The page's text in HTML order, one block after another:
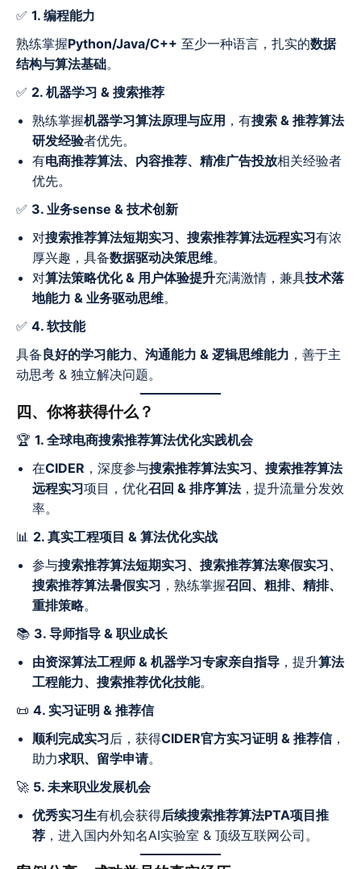
✅ 1. 编程能力
熟练掌握Python/Java/C++ 至少一种语言，扎实的数据
结构与算法基础。
✅ 2. 机器学习 & 搜索推荐
熟练掌握机器学习算法原理与应用 ，有搜索 & 推荐算法
研发经验者优先。
有电商推荐算法、内容推荐、精准广告投放相关经验者
优先。
✅ 3. 业务sense & 技术创新
对搜索推荐算法短期实习、搜索推荐算法远程实习有浓
厚兴趣，具备数据驱动决策思维。
对算法策略优化 & 用户体验提升充满激情，兼具技术落
地能力 & 业务驱动思维。
✅ 4. 软技能
具备良好的学习能力、沟通能力 & 逻辑思维能力 ，善于主
动思考 & 独立解决问题。
四、你将获得什么？
🏆 1. 全球电商搜索推荐算法优化实践机会
在CIDER ，深度参与搜索推荐算法实习、搜索推荐算法
远程实习项目，优化召回 & 排序算法，提升流量分发效
率。
📊 2. 真实工程项目 & 算法优化实战
参与搜索推荐算法短期实习、搜索推荐算法寒假实习、
搜索推荐算法暑假实习 ，熟练掌握召回、粗排、精排、
重排策略。
📚 3. 导师指导 & 职业成长
由资深算法工程师 & 机器学习专家亲自指导 ，提升算法
工程能力、搜索推荐优化技能。
📜 4. 实习证明 & 推荐信
顺利完成实习后，获得CIDER官方实习证明 & 推荐信，
助力求职、留学申请。
🚀 5. 未来职业发展机会
优秀实习生有机会获得后续搜索推荐算法PTA项目推
荐 ，进入国内外知名AI实验室 & 顶级互联网公司。